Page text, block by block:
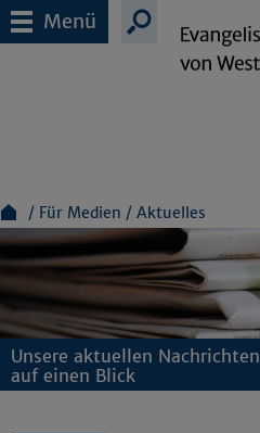
Menü
Für Medien Aktuelles
Unsere aktuellen Nachrichten
auf einen Blick